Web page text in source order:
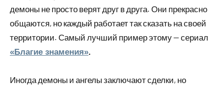
демоны не просто верят друг в друга. Они прекрасно
общаются, но каждый работает так сказать на своей
территории. Самый лучший пример этому — сериал
«Благие знамения».
Иногда демоны и ангелы заключают сделки, но